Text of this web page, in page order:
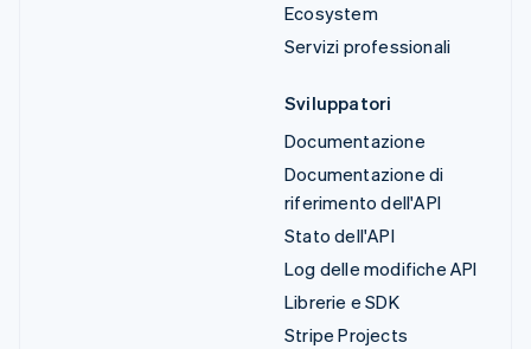
Ecosystem
Servizi professionali
Sviluppatori
Documentazione
Documentazione di
riferimento dell'API
Stato dell'API
Log delle modifiche API
Librerie e SDK
Stripe Projects